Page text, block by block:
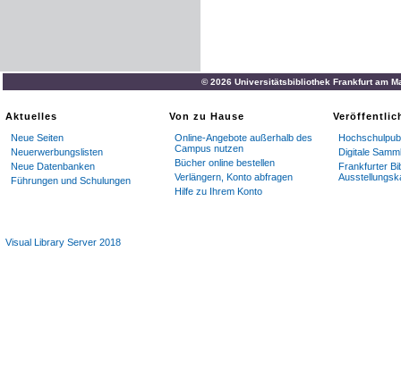
© 2026 Universitätsbibliothek Frankfurt am
Aktuelles
Neue Seiten
Neuerwerbungslisten
Neue Datenbanken
Führungen und Schulungen
Von zu Hause
Online-Angebote außerhalb des
Campus nutzen
Bücher online bestellen
Verlängern, Konto abfragen
Hilfe zu Ihrem Konto
Digitale
Frankfurter
Visual Library Server 2018